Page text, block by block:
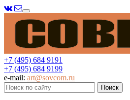
Меню
+7 (495) 684 9191
+7 (495) 684 9199
e-mail: art@sovcom.ru